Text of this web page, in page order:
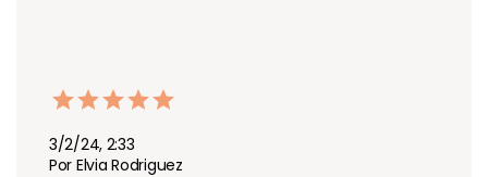
3/2/24, 2:33
Por Elvia Rodriguez